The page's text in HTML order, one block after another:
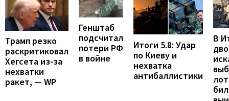
Трамп резко
раскритиковал
Хегсета из-за
нехватки
ракет, — WP
Генштаб
подсчитал
потери РФ
в войне
Итоги 5.8: Удар
по Киеву и
нехватка
антибаллистики
В